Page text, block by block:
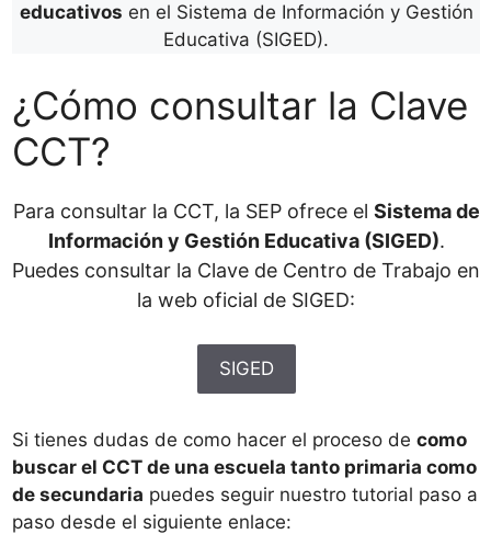
educativos en el Sistema de Información y Gestión
Educativa (SIGED).
¿Cómo consultar la Clave
CCT?
Para consultar la CCT, la SEP ofrece el Sistema de
Información y Gestión Educativa (SIGED).
Puedes consultar la Clave de Centro de Trabajo en
la web oficial de SIGED:
SIGED
Si tienes dudas de como hacer el proceso de como
buscar el CCT de una escuela tanto primaria como
de secundaria puedes seguir nuestro tutorial paso a
paso desde el siguiente enlace: